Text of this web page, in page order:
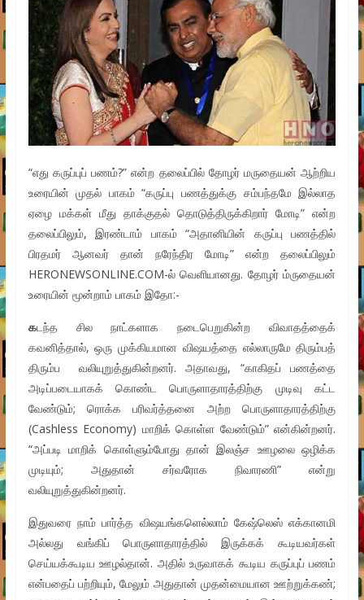
“எது கருப்புப் பணம்?” என்ற தலைப்பில் தோழர் மருதையன் ஆற்றிய
உரையின் முதல் பாகம் “கருப்பு பணத்துக்கு சம்பந்தமே இல்லாத
ஏழை மக்கள் மீது தாக்குதல் தொடுத்திருக்கிறார் மோடி” என்ற
தலைப்பிலும், இரண்டாம் பாகம் “அதானியின் கருப்பு பணத்தில்
பிரதமர் ஆனவர் தான் நரேந்திர மோடி” என்ற தலைப்பிலும்
HERONEWSONLINE.COM-ல் வெளியானது. தோழர் ம்ருதையன்
உரையின் மூன்றாம் பாகம் இதோ:-
கடந்த சில நாட்களாக நடைபெறுகின்ற விவாதத்தைக்
கவனித்தால், ஒரு முக்கியமான விஷயத்தை எல்லாருமே திரும்பத்
திரும்ப வலியுறுத்துகின்றனர். அதாவது, “காகிதப் பணத்தை
அடிப்படையாகக் கொண்ட பொருளாதாரத்திற்கு முடிவு கட்ட
வேண்டும்; ரொக்க பரிவர்த்தனை அற்ற பொருளாதாரத்திற்கு
(Cashless Economy) மாறிக் கொள்ள வேண்டும்” என்கின்றனர்.
“அப்படி மாறிக் கொள்ளும்போது தான் இலஞ்ச ஊழலை ஒழிக்க
முடியும்; அதுதான் சர்வரோக நிவாரணி” என்று
வலியுறுத்துகின்றனர்.
இதுவரை நாம் பார்த்த விஷயங்களெல்லாம் கேஷ்லெஸ் எக்கானமி
அல்லது வங்கிப் பொருளாதாரத்தில் இருக்கக் கூடியவர்கள்
செய்யக்கூடிய ஊழல்தான். அதில் உருவாகக் கூடிய கருப்புப் பணம்
என்பதைப் பற்றியும், மேலும் அதுதான் முதன்மையான ஊற்றுக்கண்;